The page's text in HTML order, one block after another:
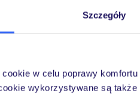
Szczegóły
w celu poprawy
wykorzystywane są